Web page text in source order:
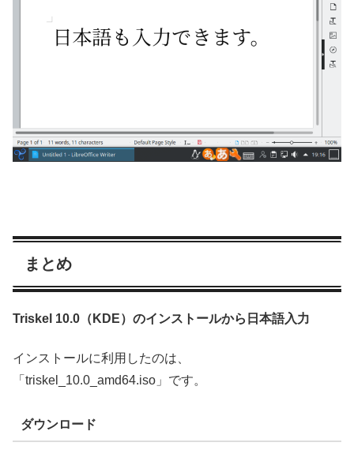
まとめ
Triskel 10.0（KDE）のインストールから日本語入力
インストールに利用したのは、
「triskel_10.0_amd64.iso」です。
ダウンロード